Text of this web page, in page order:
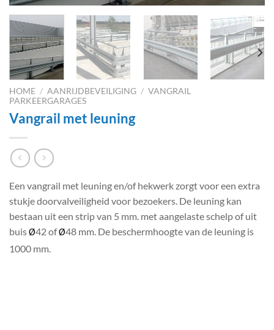
HOME / AANRIJDBEVEILIGING / VANGRAIL
PARKEERGARAGES
Vangrail met leuning
Een vangrail met leuning en/of hekwerk zorgt voor een extra
stukje doorvalveiligheid voor bezoekers. De leuning kan
bestaan uit een strip van 5 mm. met aangelaste schelp of uit
buisØ42 ofØ48 mm. De beschermhoogte van de leuning is
1000 mm.